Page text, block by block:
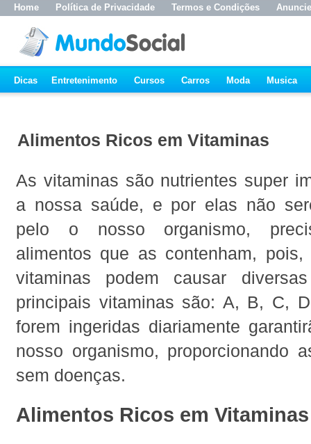
Home Política de Privacidade Termos e Condições Anuncie
Dicas Entretenimento Cursos Carros Moda Musica
Alimentos Ricos em Vitaminas
As vitaminas são nutrientes super
a nossa saúde, e por elas não
pelo o nosso organismo,
alimentos que as contenham,
vitaminas podem causar
principais vitaminas são: A, B, C,
forem ingeridas diariamente
nosso organismo, proporcionando
sem doenças.
Alimentos Ricos em Vitaminas